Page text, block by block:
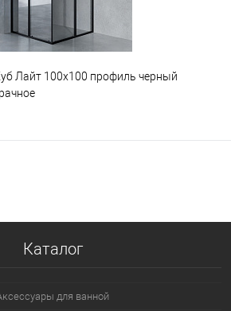
Лайт 100x100 профиль черный
Каталог
для ванной